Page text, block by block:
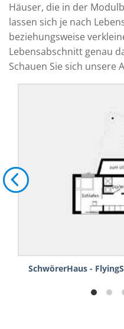
Häuser, die in der
lassen sich je nach
beziehungsweise
Lebensabschnitt genau
Schauen Sie sich unsere
SchwörerHaus -